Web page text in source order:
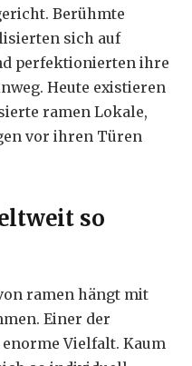
Berühmte
sich auf
perfektionierten ihre
Heute existieren
ramen Lokale,
vor ihren Türen
so
ramen hängt mit
Einer der
Vielfalt. Kaum